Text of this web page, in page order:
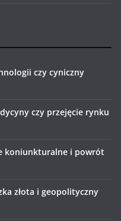
czy cyniczny
czy przejęcie rynku
koniunkturalne i powrót
złota i geopolityczny